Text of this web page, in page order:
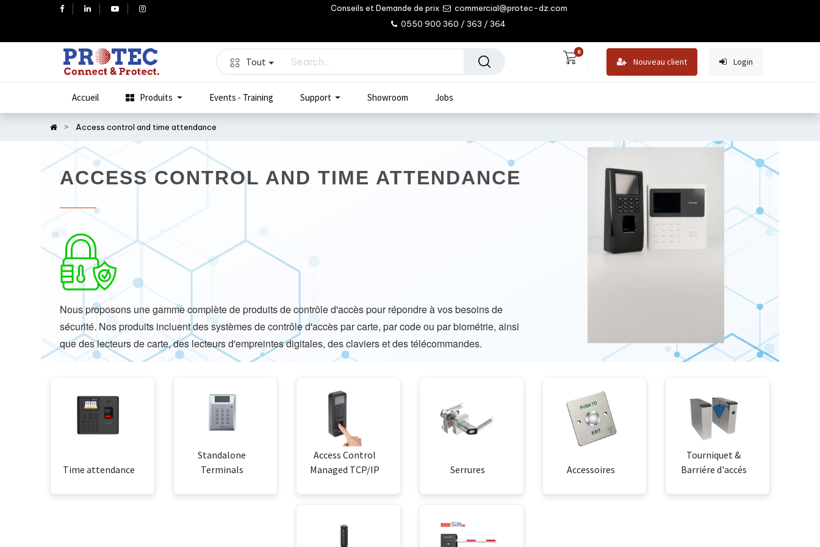
Conseils et Demande de prix
commercial@protec-dz.com
0550 900 360 / 363 / 364
Tout
0
Nouveau client Login
Accueil Produits Events - Training Support Showroom Jobs
Access control and time attendance
ACCESS CONTROL AND TIME ATTENDANCE
Nous proposons une gamme complète de produits de contrôle d'accès pour répondre à vos besoins de
sécurité. Nos produits incluent des systèmes de contrôle d'accès par carte, par code ou par biométrie, ainsi
que des lecteurs de carte, des lecteurs d'empreintes digitales, des claviers et des télécommandes.
Time attendance
Standalone
Terminals
Access Control
Managed TCP/IP
Serrures Accessoires
Tourniquet &
Barriére d'accés